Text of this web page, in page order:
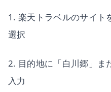
1. 楽天トラベルのサイト
選択
2. 目的地に「白川郷」ま
入力